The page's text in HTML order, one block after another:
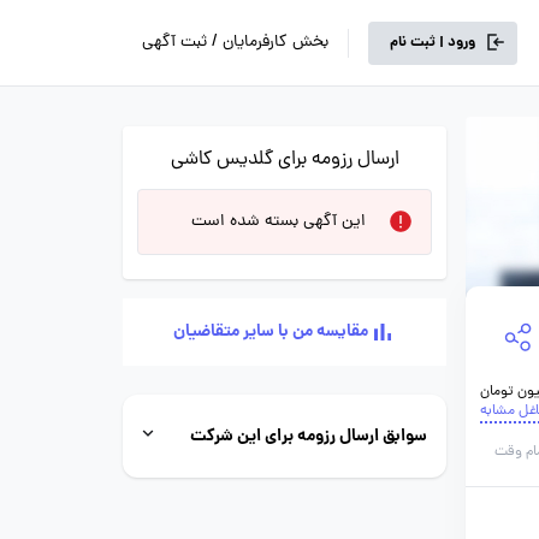
ورود | ثبت نام بخش کارفرمایان / ثبت آگهی
مشابه
وقت
ارسال رزومه برای گلدیس کاشی
این آگهی بسته شده است
مقایسه من با سایر متقاضیان
سوابق ارسال رزومه برای این شرکت